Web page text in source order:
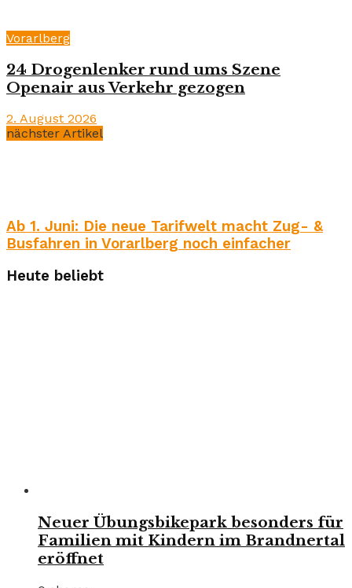
Vorarlberg
24 Drogenlenker rund ums Szene
Openair aus Verkehr gezogen
2. August 2026
nächster Artikel
Ab 1. Juni: Die neue Tarifwelt macht Zug- &
Busfahren in Vorarlberg noch einfacher
Heute beliebt
Neuer Übungsbikepark besonders für
Familien mit Kindern im Brandnertal
eröffnet